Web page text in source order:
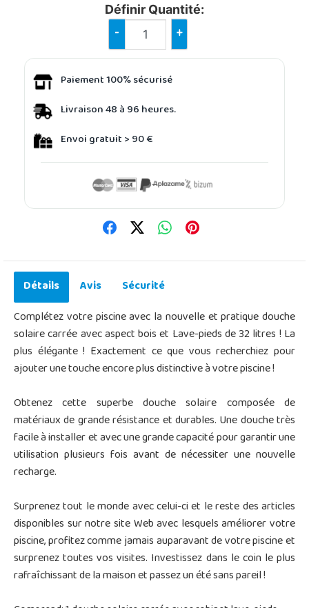
Définir Quantité:
- +
Paiement 100% sécurisé
Livraison 48 à 96 heures.
Envoi gratuit > 90 €
Détails Avis
Sécurité
Complétez votre piscine avec la nouvelle et pratique douche
solaire carrée avec aspect bois et Lave-pieds de 32 litres ! La
plus élégante ! Exactement ce que vous recherchiez pour
ajouter une touche encore plus distinctive à votre piscine !
Obtenez cette superbe douche solaire composée de
matériaux de grande résistance et durables. Une douche très
facile à installer et avec une grande capacité pour garantir une
utilisation plusieurs fois avant de nécessiter une nouvelle
recharge.
Surprenez tout le monde avec celui-ci et le reste des articles
disponibles sur notre site Web avec lesquels améliorer votre
piscine, profitez comme jamais auparavant de votre piscine et
surprenez toutes vos visites. Investissez dans le coin le plus
rafraîchissant de la maison et passez un été sans pareil !